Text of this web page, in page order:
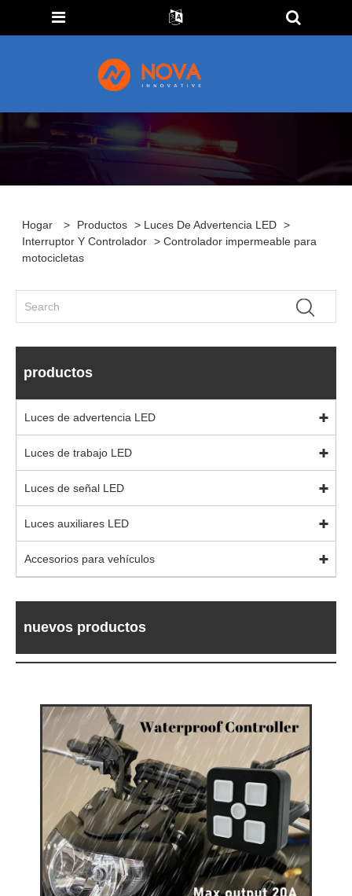
Hogar > Productos > Luces De Advertencia LED >
Interruptor Y Controlador > Controlador impermeable para
motocicletas
productos
Luces de advertencia LED
Luces de trabajo LED
Luces de señal LED
Luces auxiliares LED
Accesorios para vehículos
nuevos productos